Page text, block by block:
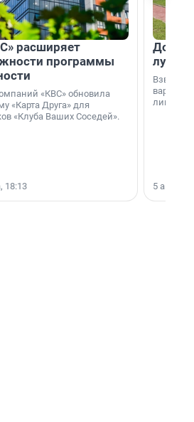
расширяет
программы
«КВС» обновила
«Карта Друга» для
«Клуба Ваших Соседей».
18:13
Дом
лучше
лишнего
5